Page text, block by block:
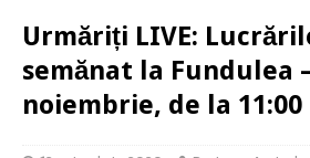
Urmăriți LIVE:
semănat la Fundulea
noiembrie, de la 11:00